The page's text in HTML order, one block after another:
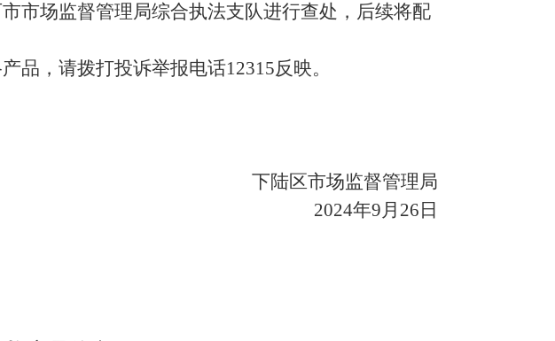
市场监督管理局综合执法支队进行查处，后续将配
品，请拨打投诉举报电话12315反映。
下陆区市场监督管理局
2024年9月 26 日